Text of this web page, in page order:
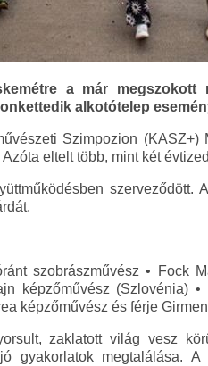
a már megszokott
alkotótelep
Szimpozion (KASZ+)
eltelt több, mint két
szerveződött.
szobrászművész • Fock
képzőművész (Szlovénia)
képzőművész és férje
zaklatott világ vesz
gyakorlatok megtalálása.